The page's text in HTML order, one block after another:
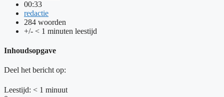
00:33
redactie
284 woorden
+/- < 1 minuten leestijd
Inhoudsopgave
Deel het bericht op:
Leestijd: < 1 minuut